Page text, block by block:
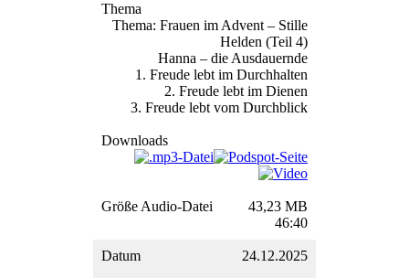
Thema: Frauen im Advent – Stille
Helden (Teil 4)
Hanna – die Ausdauernde
1. Freude lebt im Durchhalten
2. Freude lebt im Dienen
3. Freude lebt vom Durchblick
43,23 MB
46:40
24.12.2025